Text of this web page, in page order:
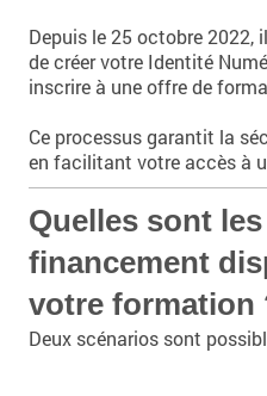
Depuis le 25 octobre 2022,
de créer votre Identité
inscrire à une offre de
Ce processus garantit la
en facilitant votre accès à
Quelles sont
financement
votre formation
Deux scénarios sont